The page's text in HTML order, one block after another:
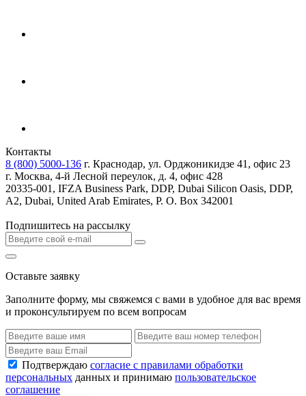
Контакты
8 (800) 5000-136 г. Краснодар, ул. Орджоникидзе 41, офис 23
г. Москва, 4-й Лесной переулок, д. 4, офис 428
20335-001, IFZA Business Park, DDP, Dubai Silicon Oasis, DDP,
A2, Dubai, United Arab Emirates, P. O. Box 342001
Подпишитесь на рассылку
Оставьте заявку
Заполните форму, мы свяжемся с вами в удобное для вас время
и проконсультируем по всем вопросам
Подтверждаю согласие с правилами обработки
персональных данных и принимаю пользовательское
соглашение